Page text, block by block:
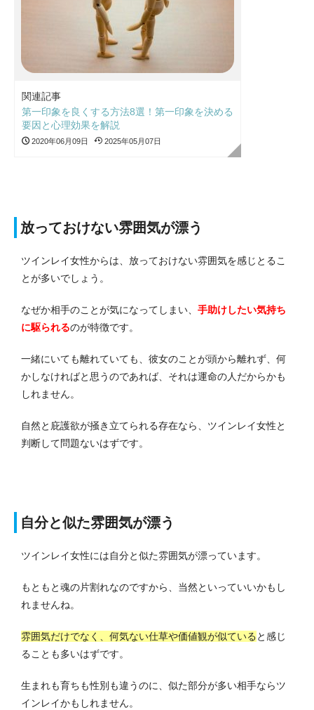
関連記事
第一印象を良くする方法8選！第一印象を決める
要因と心理効果を解説
2020年06月09日 2025年05月07日
放っておけない雰囲気が漂う
ツインレイ女性からは、放っておけない雰囲気を感じとるこ
とが多いでしょう。
なぜか相手のことが気になってしまい、 手助けしたい気持ち
に駆られるのが特徴です。
一緒にいても離れていても、彼女のことが頭から離れず、何
かしなければと思うのであれば、それは運命の人だからかも
しれません。
自然と庇護欲が掻き立てられる存在なら、ツインレイ女性と
判断して問題ないはずです。
自分と似た雰囲気が漂う
ツインレイ女性には自分と似た雰囲気が漂っています。
もともと魂の片割れなのですから、当然といっていいかもし
れませんね。
雰囲気だけでなく、何気ない仕草や価値観が似ている と感じ
ることも多いはずです。
生まれも育ちも性別も違うのに、似た部分が多い相手ならツ
インレイかもしれません。